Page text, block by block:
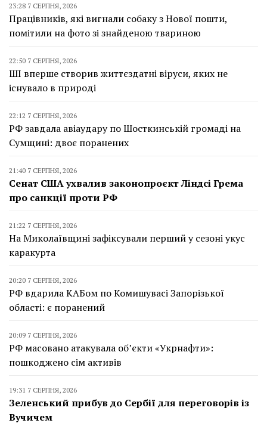
23:28 7 СЕРПНЯ, 2026
Працівників, які вигнали собаку з Нової пошти,
помітили на фото зі знайденою твариною
22:50 7 СЕРПНЯ, 2026
ШІ вперше створив життєздатні віруси, яких не
існувало в природі
22:12 7 СЕРПНЯ, 2026
РФ завдала авіаудару по Шосткинській громаді на
Сумщині: двоє поранених
21:40 7 СЕРПНЯ, 2026
Сенат США ухвалив законопроєкт Ліндсі Грема
про санкції проти РФ
21:22 7 СЕРПНЯ, 2026
На Миколаївщині зафіксували перший у сезоні укус
каракурта
20:20 7 СЕРПНЯ, 2026
РФ вдарила КАБом по Комишувасі Запорізької
області: є поранений
20:09 7 СЕРПНЯ, 2026
РФ масовано атакувала об’єкти «Укрнафти»:
пошкоджено сім активів
19:31 7 СЕРПНЯ, 2026
Зеленський прибув до Сербії для переговорів із
Вучичем